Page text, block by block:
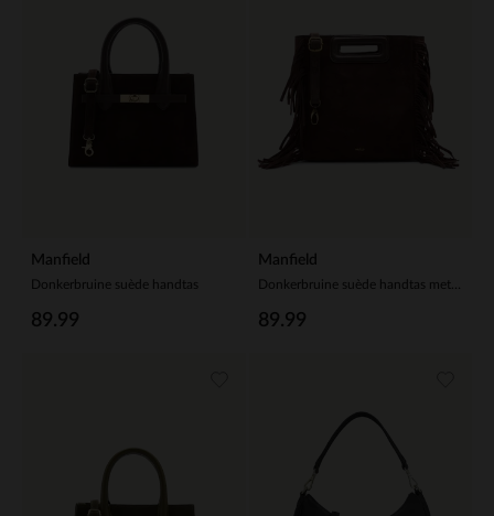
Manfield
Donkerbruine suède handtas
89.99
Manfield
89.99